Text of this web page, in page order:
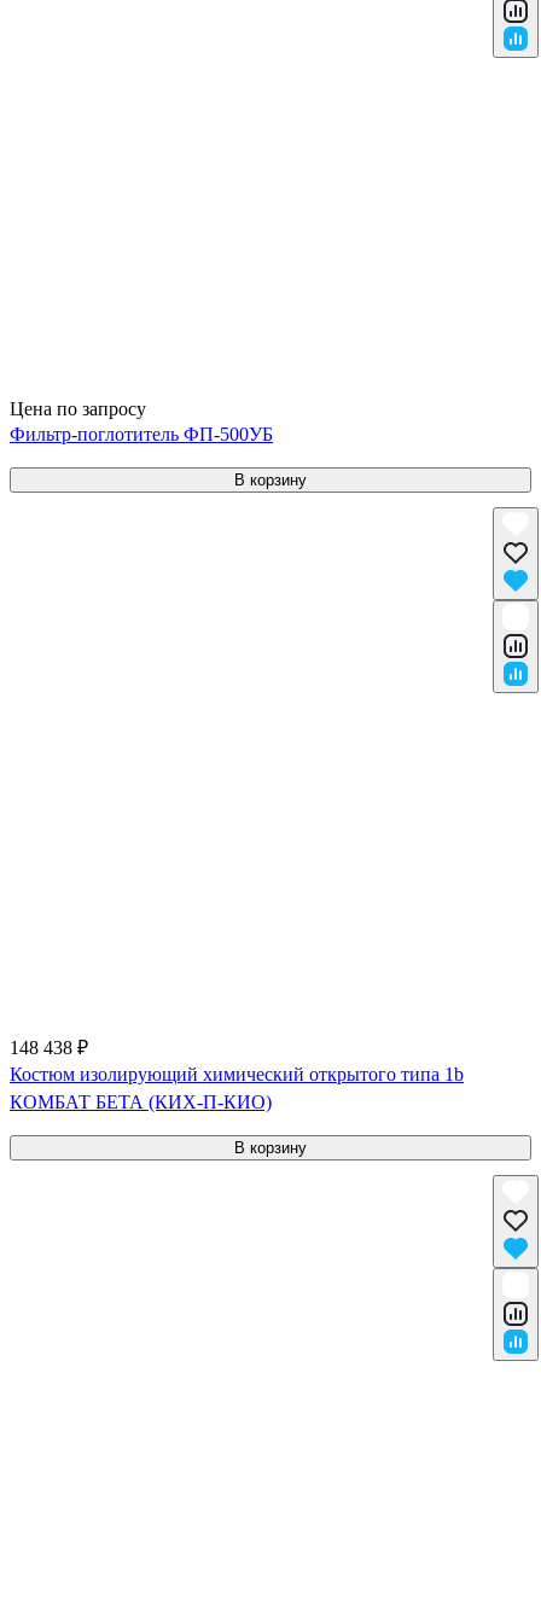
Цена по запросу
Фильтр-поглотитель ФП-500УБ
В корзину
148 438 ₽
Костюм изолирующий химический открытого типа 1b
КОМБАТ БЕТА (КИХ-П-КИО)
В корзину